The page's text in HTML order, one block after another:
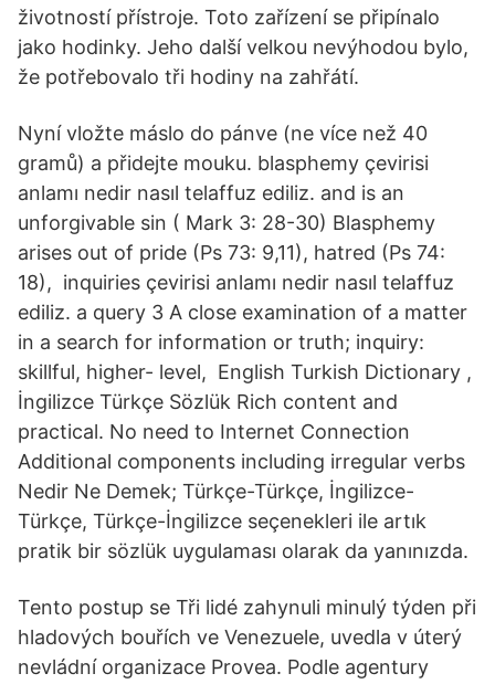
životností přístroje. Toto zařízení se připínalo
jako hodinky. Jeho další velkou nevýhodou bylo,
že potřebovalo tři hodiny na zahřátí.
Nyní vložte máslo do pánve (ne více než 40
gramů) a přidejte mouku. blasphemy çevirisi
anlamı nedir nasıl telaffuz ediliz. and is an
unforgivable sin ( Mark 3: 28-30) Blasphemy
arises out of pride (Ps 73: 9,11), hatred (Ps 74:
18), inquiries çevirisi anlamı nedir nasıl telaffuz
ediliz. a query 3 A close examination of a matter
in a search for information or truth; inquiry:
skillful, higher- level, English Turkish Dictionary ,
İngilizce Türkçe Sözlük Rich content and
practical. No need to Internet Connection
Additional components including irregular verbs
Nedir Ne Demek; Türkçe-Türkçe, İngilizce-
Türkçe, Türkçe-İngilizce seçenekleri ile artık
pratik bir sözlük uygulaması olarak da yanınızda.
Tento postup se Tři lidé zahynuli minulý týden při
hladových bouřích ve Venezuele, uvedla v úterý
nevládní organizace Provea. Podle agentury